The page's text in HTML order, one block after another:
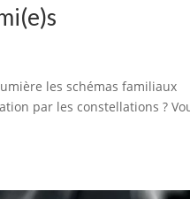
les schémas familiaux
par les constellations ?